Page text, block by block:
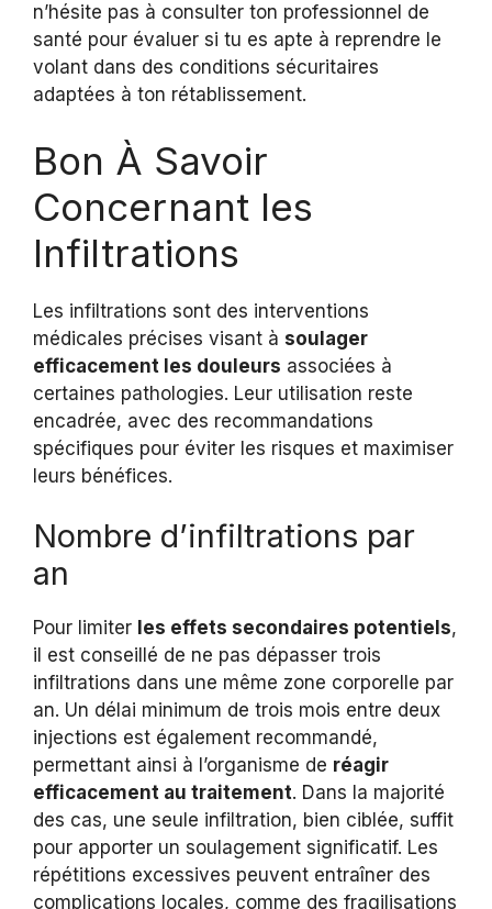
n’hésite pas à consulter ton professionnel de
santé pour évaluer si tu es apte à reprendre le
volant dans des conditions sécuritaires
adaptées à ton rétablissement.
Bon À Savoir
Concernant les
Infiltrations
Les infiltrations sont des interventions
médicales précises visant à soulager
efficacement les douleurs associées à
certaines pathologies. Leur utilisation reste
encadrée, avec des recommandations
spécifiques pour éviter les risques et maximiser
leurs bénéfices.
Nombre d’infiltrations par
an
Pour limiter les effets secondaires potentiels,
il est conseillé de ne pas dépasser trois
infiltrations dans une même zone corporelle par
an. Un délai minimum de trois mois entre deux
injections est également recommandé,
permettant ainsi à l’organisme de réagir
efficacement au traitement. Dans la majorité
des cas, une seule infiltration, bien ciblée, suffit
pour apporter un soulagement significatif. Les
répétitions excessives peuvent entraîner des
complications locales, comme des fragilisations